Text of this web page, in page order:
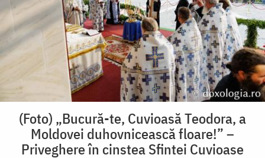
(Foto) „Bucură-te, Cuvioasă Teodora, a
Moldovei duhovnicească floare!” –
Priveghere în cinstea Sfintei Cuvioase